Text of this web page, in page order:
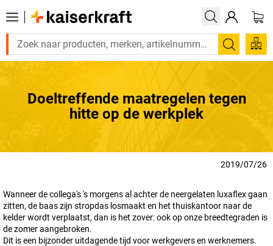
Zoeken
Doeltreffende maatregelen tegen
hitte op de werkplek
2019/07/26
Wanneer de collega's 's morgens al achter de neergelaten luxaflex gaan
zitten, de baas zijn stropdas losmaakt en het thuiskantoor naar de
kelder wordt verplaatst, dan is het zover: ook op onze breedtegraden is
de zomer aangebroken.
Dit is een bijzonder uitdagende tijd voor werkgevers en werknemers.